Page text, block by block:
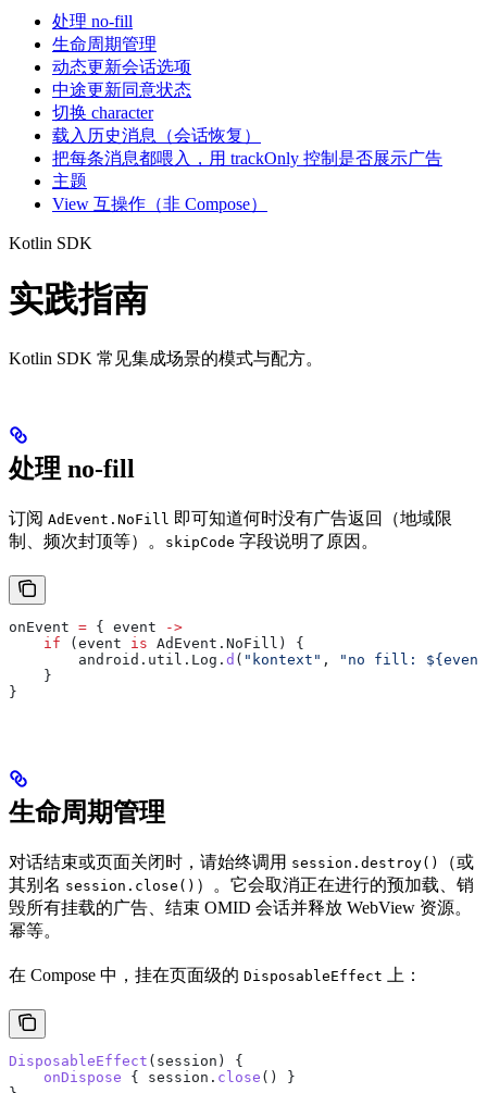
处理 no-fill
生命周期管理
动态更新会话选项
中途更新同意状态
切换 character
载入历史消息（会话恢复）
把每条消息都喂入，用 trackOnly 控制是否展示广告
主题
View 互操作（非 Compose）
Kotlin SDK
实践指南
Kotlin SDK 常见集成场景的模式与配方。
处理 no-fill
订阅 AdEvent.NoFill 即可知道何时没有广告返回（地域限
制、频次封顶等）。
skipCode 字段说明了原因。
onEvent = { event
->
    if
(event is AdEvent.NoFill) {
        android.util.Log.
d ( "kontext" , "no fill: ${
    }
}
生命周期管理
对话结束或页面关闭时，请始终调用 session.destroy()
（或
其别名 session.close() ）。它会取消正在进行的预加载、销
毁所有挂载的广告、结束 OMID 会话并释放 WebView 资源。
幂等。
在 Compose 中，挂在页面级的 DisposableEffect 上：
DisposableEffect (session) {
    onDispose
{ session. close () }